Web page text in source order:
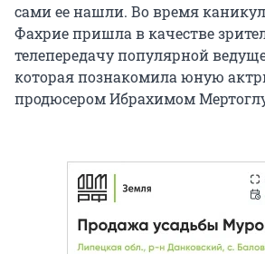
сами ее нашли. Во время
Фахрие пришла в качестве
телепередачу популярной
которая познакомила юную
продюсером Ибрахимом